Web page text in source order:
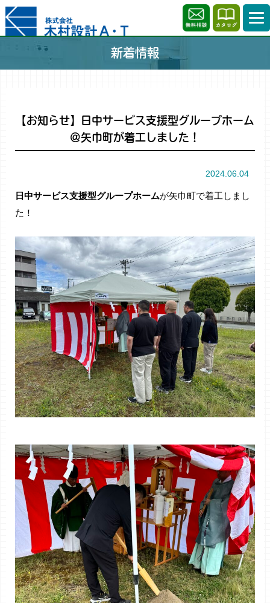
新着情報
【お知らせ】日中サービス支援型グループホーム
@矢巾町が着工しました！
2024.06.04
日中サービス支援型グループホームが矢巾町で着工しまし
た！